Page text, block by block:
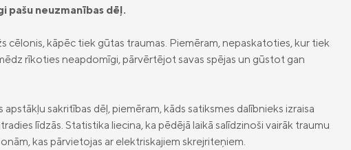
pašu neuzmanības dēļ.
cēlonis, kāpēc tiek gūtas traumas. Piemēram, nepaskatoties, kur tiek
rīkoties neapdomīgi, pārvērtējot savas spējas un gūstot gan
sakritības dēļ, piemēram, kāds satiksmes dalībnieks izraisa
līdzās. Statistika liecina, ka pēdējā laikā salīdzinoši vairāk traumu
kas pārvietojas ar elektriskajiem skrejriteņiem.